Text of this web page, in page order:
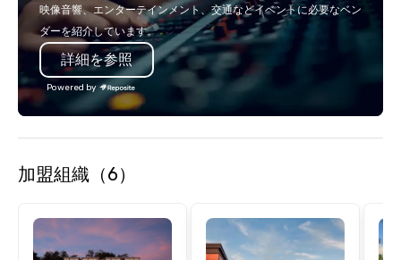
in key destinations such as Hawaii,
Los Angeles, San Francisco, San
Diego, Orange County, Las Vegas, New
York, Chicago and Miami. Our global
offices enable us to efficiently serve
both U.S. and international clients
across multiple time zones. Let’s craft
each experience
in unforgettable ways.
映像音響、エンターテインメント、交通などイベントに必要なベン
ダーを紹介しています。
詳細を参照
Powered by
加盟組織（6）